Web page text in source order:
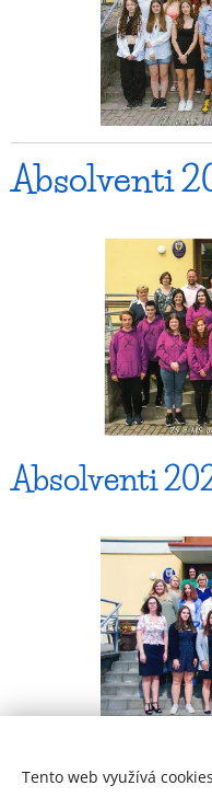
Absolventi
Absolventi
Tento web využívá